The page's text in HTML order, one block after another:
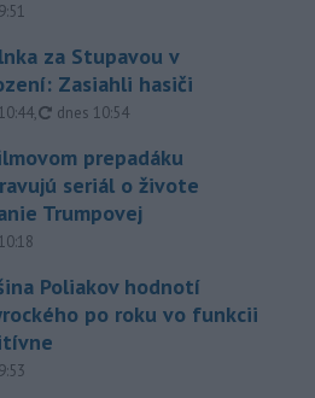
za Stupavou v
Zasiahli hasiči
, aktualizované
dnes 10:54
prepadáku
seriál o živote
Trumpovej
Poliakov hodnotí
po roku vo funkcii